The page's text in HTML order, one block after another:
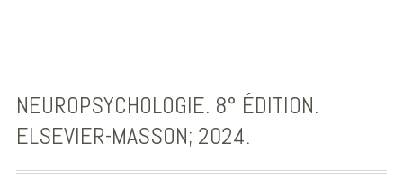
NEUROPSYCHOLOGIE. 8° ÉDITION.
ELSEVIER-MASSON; 2024.